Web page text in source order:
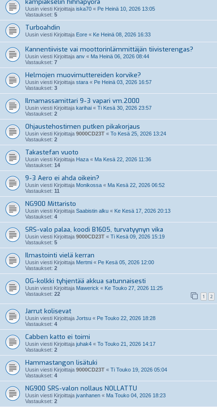
Uusin viesti Kirjoittaja iska70 « Pe Heinä 10, 2026 13:05
Vastaukset: 5
Turboahdin
Uusin viesti Kirjoittaja Eore « Ke Heinä 08, 2026 16:33
Kannentiiviste vai moottorinlämmittäjän tiivisterengas?
Uusin viesti Kirjoittaja anv « Ma Heinä 06, 2026 08:44
Vastaukset: 7
Helmojen muovimuttereiden korvike?
Uusin viesti Kirjoittaja stara « Pe Heinä 03, 2026 16:57
Vastaukset: 3
Ilmamassamittari 9-3 vapari vm.2000
Uusin viesti Kirjoittaja karihai « Ti Kesä 30, 2026 23:57
Vastaukset: 2
Ohjaustehostimen putken pikakorjaus
Uusin viesti Kirjoittaja 9000CD23T « To Kesä 25, 2026 13:24
Vastaukset: 2
Takastefan vuoto
Uusin viesti Kirjoittaja Haza « Ma Kesä 22, 2026 11:36
Vastaukset: 14
9-3 Aero ei ahda oikein?
Uusin viesti Kirjoittaja Monikossa « Ma Kesä 22, 2026 06:52
Vastaukset: 11
NG900 Mittaristo
Uusin viesti Kirjoittaja Saabistin alku « Ke Kesä 17, 2026 20:13
Vastaukset: 4
SRS-valo palaa, koodi B1605, turvatyynyn vika
Uusin viesti Kirjoittaja 9000CD23T « Ti Kesä 09, 2026 15:19
Vastaukset: 5
Ilmastointi vielä kerran
Uusin viesti Kirjoittaja Mertmi « Pe Kesä 05, 2026 12:00
Vastaukset: 2
OG-kolkki tyhjentää akkua satunnaisesti
Uusin viesti Kirjoittaja Mawerick « Ke Touko 27, 2026 11:25
Vastaukset: 22 1 2
Jarrut kolisevat
Uusin viesti Kirjoittaja Jortsu « Pe Touko 22, 2026 18:28
Vastaukset: 4
Cabben katto ei toimi
Uusin viesti Kirjoittaja juhak4 « To Touko 21, 2026 14:17
Vastaukset: 2
Hammastangon lisätuki
Uusin viesti Kirjoittaja 9000CD23T « Ti Touko 19, 2026 05:04
Vastaukset: 4
NG900 SRS-valon nollaus NOLLATTU
Uusin viesti Kirjoittaja jvanhanen « Ma Touko 04, 2026 18:23
Vastaukset: 2